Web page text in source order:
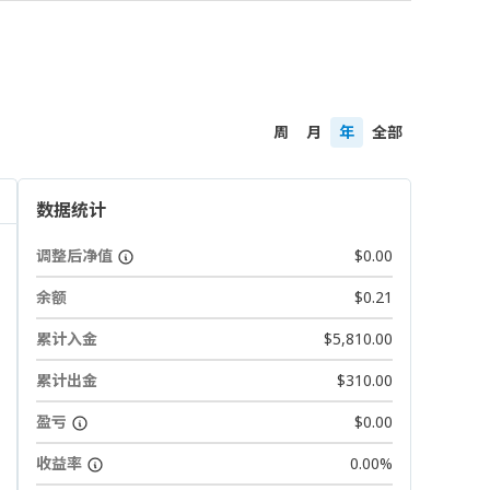
周 月 年 全部
数据统计
调整后净值
$0.00
余额
$0.21
累计入金
$5,810.00
累计出金
$310.00
盈亏
$0.00
收益率
0.00%